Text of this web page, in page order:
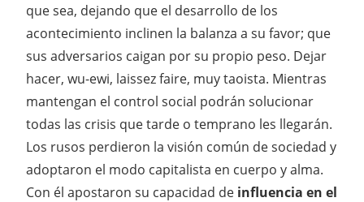
que sea, dejando que el desarrollo de los
acontecimiento inclinen la balanza a su favor; que
sus adversarios caigan por su propio peso. Dejar
hacer, wu-ewi, laissez faire, muy taoista. Mientras
mantengan el control social podrán solucionar
todas las crisis que tarde o temprano les llegarán.
Los rusos perdieron la visión común de sociedad y
adoptaron el modo capitalista en cuerpo y alma.
Con él apostaron su capacidad de influencia en el